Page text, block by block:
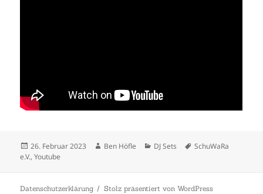
Veröffentlicht
am
26. Februar 2023 Autor
Ben Höfle Kategorien
DJ Sets Schlagwörter
SchuWaRa
e.V.,Youtube
Datenschutzerklärung Stolz präsentiert von WordPress